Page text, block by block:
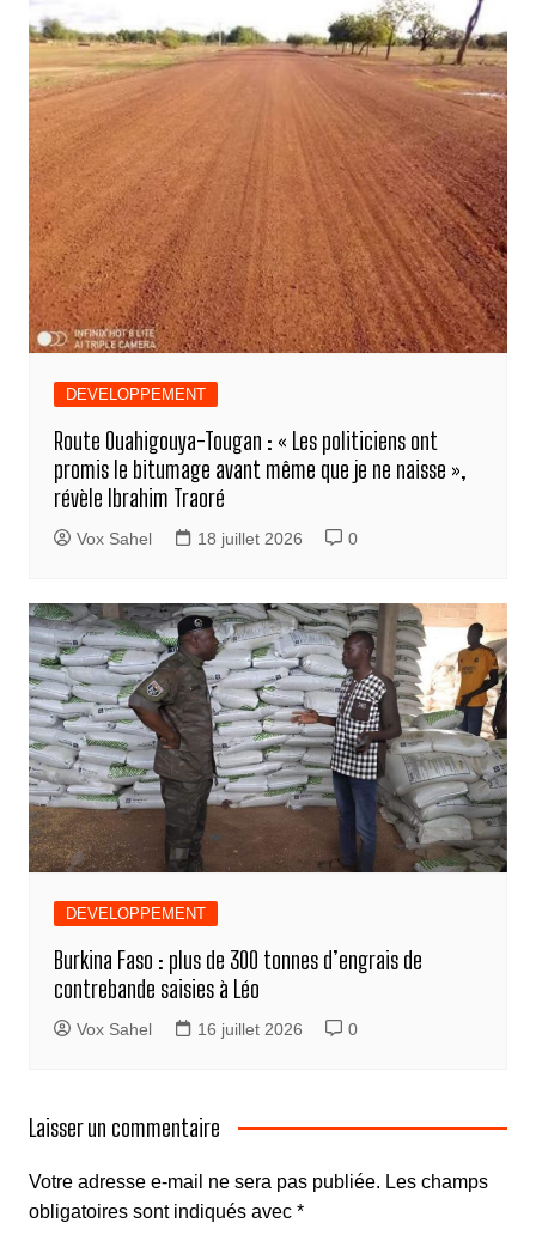
DEVELOPPEMENT
Route Ouahigouya-Tougan : « Les politiciens ont
promis le bitumage avant même que je ne naisse »,
révèle Ibrahim Traoré
Vox Sahel 18 juillet 2026 0
DEVELOPPEMENT
Burkina Faso : plus de 300 tonnes d’engrais de
contrebande saisies à Léo
Vox Sahel 16 juillet 2026 0
Laisser un commentaire
Votre adresse e-mail ne sera pas publiée. Les champs
obligatoires sont indiqués avec *